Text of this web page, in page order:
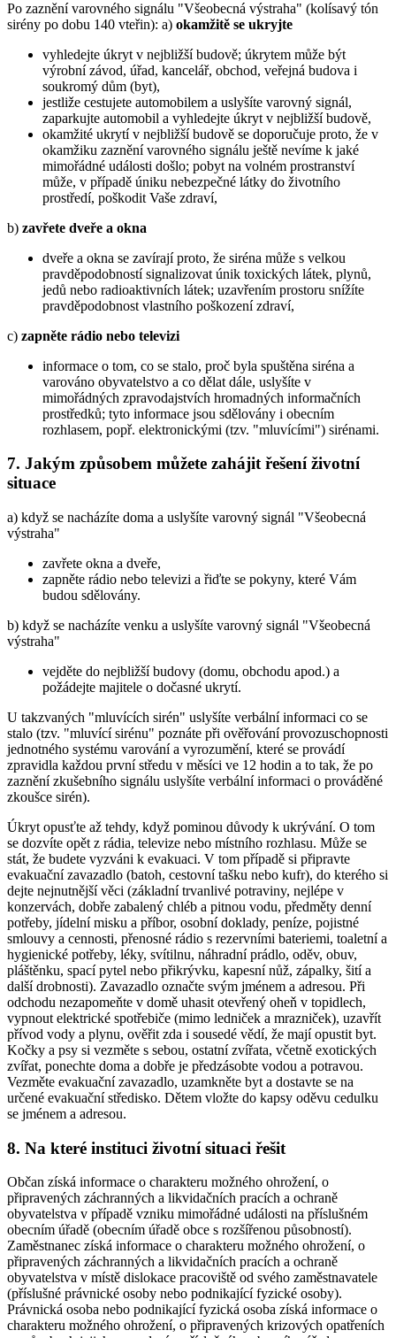
Po zaznění varovného signálu "Všeobecná výstraha" (kolísavý tón
sirény po dobu 140 vteřin): a) okamžitě se ukryjte
vyhledejte úkryt v nejbližší budově; úkrytem může být
výrobní závod, úřad, kancelář, obchod, veřejná budova i
soukromý dům (byt),
jestliže cestujete automobilem a uslyšíte varovný signál,
zaparkujte automobil a vyhledejte úkryt v nejbližší budově,
okamžité ukrytí v nejbližší budově se doporučuje proto, že v
okamžiku zaznění varovného signálu ještě nevíme k jaké
mimořádné události došlo; pobyt na volném prostranství
může, v případě úniku nebezpečné látky do životního
prostředí, poškodit Vaše zdraví,
b) zavřete dveře a okna
dveře a okna se zavírají proto, že siréna může s velkou
pravděpodobností signalizovat únik toxických látek, plynů,
jedů nebo radioaktivních látek; uzavřením prostoru snížíte
pravděpodobnost vlastního poškození zdraví,
c) zapněte rádio nebo televizi
informace o tom, co se stalo, proč byla spuštěna siréna a
varováno obyvatelstvo a co dělat dále, uslyšíte v
mimořádných zpravodajstvích hromadných informačních
prostředků; tyto informace jsou sdělovány i obecním
rozhlasem, popř. elektronickými (tzv. "mluvícími") sirénami.
7. Jakým způsobem můžete zahájit řešení životní
situace
a) když se nacházíte doma a uslyšíte varovný signál "Všeobecná
výstraha"
zavřete okna a dveře,
zapněte rádio nebo televizi a řiďte se pokyny, které Vám
budou sdělovány.
b) když se nacházíte venku a uslyšíte varovný signál "Všeobecná
výstraha"
vejděte do nejbližší budovy (domu, obchodu apod.) a
požádejte majitele o dočasné ukrytí.
U takzvaných "mluvících sirén" uslyšíte verbální informaci co se
stalo (tzv. "mluvící sirénu" poznáte při ověřování provozuschopnosti
jednotného systému varování a vyrozumění, které se provádí
zpravidla každou první středu v měsíci ve 12 hodin a to tak, že po
zaznění zkušebního signálu uslyšíte verbální informaci o prováděné
zkoušce sirén).
Úkryt opusťte až tehdy, když pominou důvody k ukrývání. O tom
se dozvíte opět z rádia, televize nebo místního rozhlasu. Může se
stát, že budete vyzváni k evakuaci. V tom případě si připravte
evakuační zavazadlo (batoh, cestovní tašku nebo kufr), do kterého si
dejte nejnutnější věci (základní trvanlivé potraviny, nejlépe v
konzervách, dobře zabalený chléb a pitnou vodu, předměty denní
potřeby, jídelní misku a příbor, osobní doklady, peníze, pojistné
smlouvy a cennosti, přenosné rádio s rezervními bateriemi, toaletní a
hygienické potřeby, léky, svítilnu, náhradní prádlo, oděv, obuv,
pláštěnku, spací pytel nebo přikrývku, kapesní nůž, zápalky, šití a
další drobnosti). Zavazadlo označte svým jménem a adresou. Při
odchodu nezapomeňte v domě uhasit otevřený oheň v topidlech,
vypnout elektrické spotřebiče (mimo ledniček a mrazniček), uzavřít
přívod vody a plynu, ověřit zda i sousedé vědí, že mají opustit byt.
Kočky a psy si vezměte s sebou, ostatní zvířata, včetně exotických
zvířat, ponechte doma a dobře je předzásobte vodou a potravou.
Vezměte evakuační zavazadlo, uzamkněte byt a dostavte se na
určené evakuační středisko. Dětem vložte do kapsy oděvu cedulku
se jménem a adresou.
8. Na které instituci životní situaci řešit
Občan získá informace o charakteru možného ohrožení, o
připravených záchranných a likvidačních pracích a ochraně
obyvatelstva v případě vzniku mimořádné události na příslušném
obecním úřadě (obecním úřadě obce s rozšířenou působností).
Zaměstnanec získá informace o charakteru možného ohrožení, o
připravených záchranných a likvidačních pracích a ochraně
obyvatelstva v místě dislokace pracoviště od svého zaměstnavatele
(příslušné právnické osoby nebo podnikající fyzické osoby).
Právnická osoba nebo podnikající fyzická osoba získá informace o
charakteru možného ohrožení, o připravených krizových opatřeních